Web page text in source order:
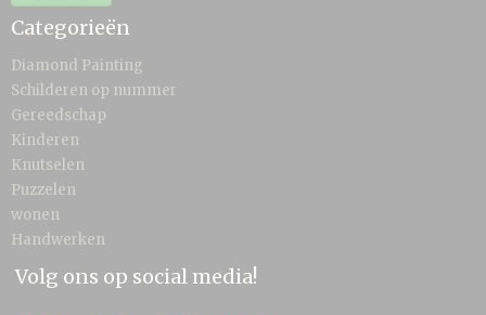
Categorieën
Diamond Painting
Schilderen op nummer
Gereedschap
Kinderen
Knutselen
Puzzelen
wonen
Handwerken
Volg ons op social media!